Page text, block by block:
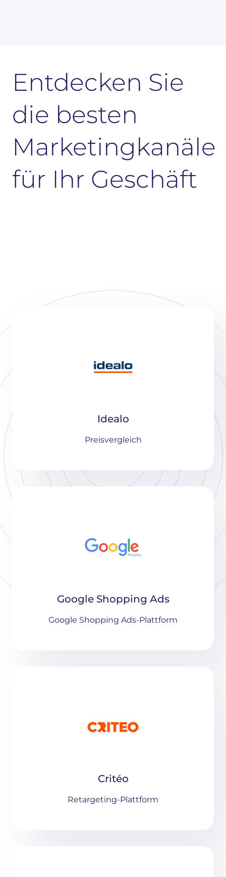
Entdecken Sie
die besten
Marketingkanäle
für Ihr Geschäft
Idealo
Preisvergleich
Google Shopping Ads
Google Shopping Ads-Plattform
Critéo
Retargeting-Plattform